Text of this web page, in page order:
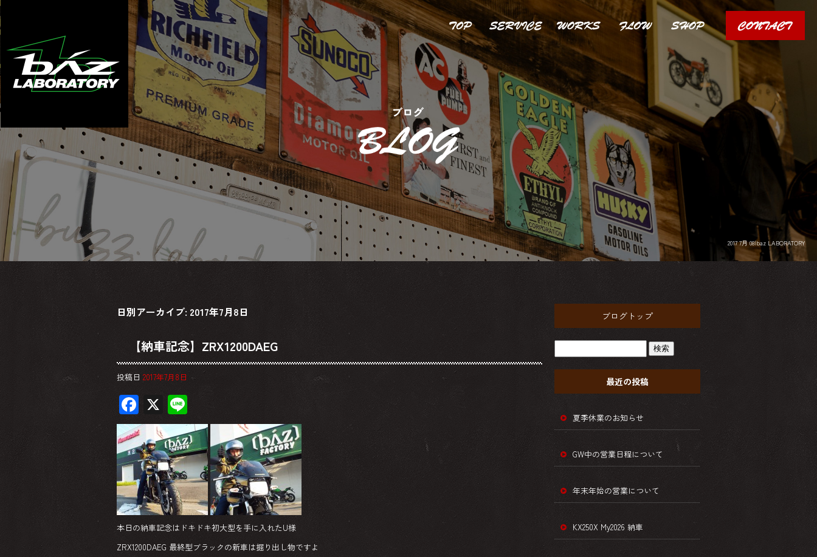
2017 7月 08|baz LABORATORY
日別アーカイブ: 2017年7月8日
【納車記念】ZRX1200DAEG
投稿日 2017年7月8日
F
ac
e
b
o
ok
X
ne
本日の納車記念はドキドキ初大型を手に入れたU様
ZRX1200DAEG 最終型ブラックの新車は掘り出し物ですよ
ブログトップ
最近の投稿
夏季休業のお知らせ
GW中の営業日程について
年末年始の営業について
KX250X My2026 納車